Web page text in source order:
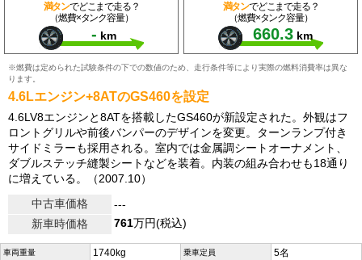
満タンでどこまで走る？
（燃費×タンク容量）
- km
満タンでどこまで走る？
（燃費×タンク容量）
660.3 km
※燃費は定められた試験条件の下での数値のため、走行条件等により実際の燃料消費率は異な
ります。
4.6Lエンジン+8ATのGS460を設定
4.6LV8エンジンと8ATを搭載したGS460が新設定された。外観はフ
ロントグリルや前後バンパーのデザインを変更。ターンランプ付き
サイドミラーも採用される。室内では金属調シートオーナメント、
ダブルステッチ縫製シートなどを装着。内装の組み合わせも18通り
に増えている。（2007.10）
中古車価格
---
新車時価格
761万円(税込)
車両重量 1740kg 乗車定員 5名